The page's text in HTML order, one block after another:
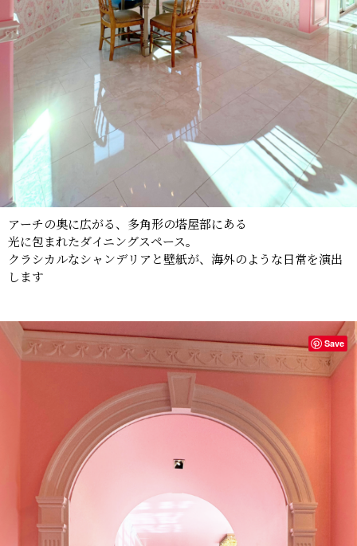
アーチの奥に広がる、多角形の塔屋部にある
光に包まれたダイニングスペース。
クラシカルなシャンデリアと壁紙が、海外のような日常を演出
します
Save